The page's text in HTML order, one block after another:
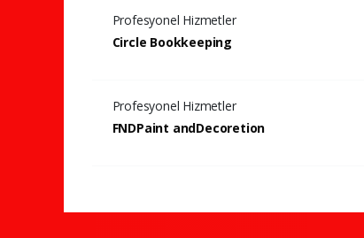
Profesyonel Hizmetler
Circle Bookkeeping
Profesyonel Hizmetler
FNDPaint andDecoretion